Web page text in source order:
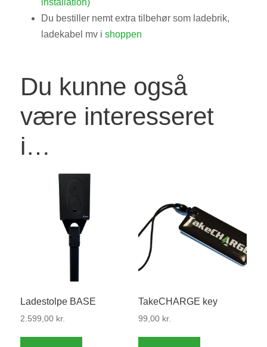
Du bestiller nemt extra tilbehør som ladebrik,
ladekabel mv i shoppen
Du kunne også
være interesseret
i…
Ladestolpe BASE
2.599,00 kr.
TakeCHARGE key
99,00 kr.